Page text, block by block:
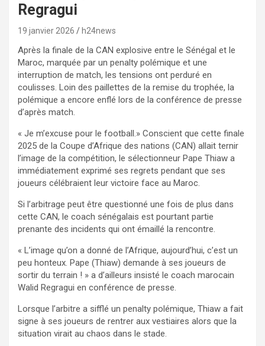
Regragui
19 janvier 2026 h24news
Après la finale de la CAN explosive entre le Sénégal et le
Maroc, marquée par un penalty polémique et une
interruption de match, les tensions ont perduré en
coulisses. Loin des paillettes de la remise du trophée, la
polémique a encore enflé lors de la conférence de presse
d’après match.
« Je m’excuse pour le football.» Conscient que cette finale
2025 de la Coupe d’Afrique des nations (CAN) allait ternir
l’image de la compétition, le sélectionneur Pape Thiaw a
immédiatement exprimé ses regrets pendant que ses
joueurs célébraient leur victoire face au Maroc.
Si l’arbitrage peut être questionné une fois de plus dans
cette CAN, le coach sénégalais est pourtant partie
prenante des incidents qui ont émaillé la rencontre.
« L’image qu’on a donné de l’Afrique, aujourd’hui, c’est un
peu honteux. Pape (Thiaw) demande à ses joueurs de
sortir du terrain ! » a d’ailleurs insisté le coach marocain
Walid Regragui en conférence de presse.
Lorsque l’arbitre a sifflé un penalty polémique, Thiaw a fait
signe à ses joueurs de rentrer aux vestiaires alors que la
situation virait au chaos dans le stade.